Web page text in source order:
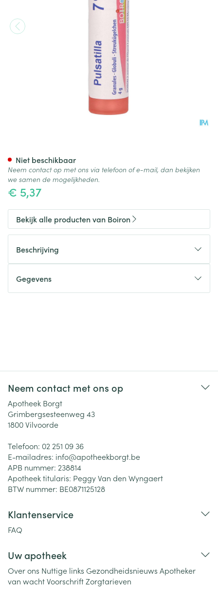
€ 5,37
Niet beschikbaar
Neem contact op met ons via telefoon of e-mail, dan bekijken
we samen de mogelijkheden.
Bekijk alle producten van Boiron
Beschrijving
Gegevens
Neem contact met ons op
Apotheek Borgt
Grimbergsesteenweg 43
1800Vilvoorde
Telefoon: 02 251 09 36
E-mailadres: info@apotheekborgt.be
APB nummer: 238814
Apotheek titularis: Peggy Van den Wyngaert
BTW nummer: BE0871125128
Klantenservice
FAQ
Uw apotheek
Over ons Nuttige links Gezondheidsnieuws Apotheker
van wachtVoorschriftZorgtarieven